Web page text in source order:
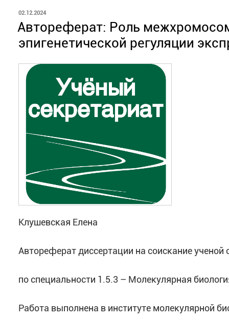
ОПУБЛИКОВАНО
02.12.2024
Автореферат: Роль
эпигенетической регуляции
Клушевская Елена
Автореферат диссертации на соискание ученой
по специальности 1.5.3 – Молекулярная
Работа выполнена в институте молекулярной